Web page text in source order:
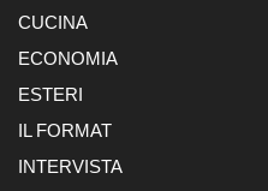
CUCINA
ECONOMIA
ESTERI
IL FORMAT
INTERVISTA